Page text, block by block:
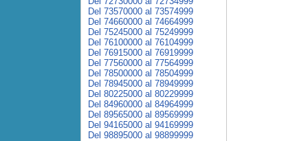
Del 73570000 al 73574999
Del 74660000 al 74664999
Del 75245000 al 75249999
Del 76100000 al 76104999
Del 76915000 al 76919999
Del 77560000 al 77564999
Del 78500000 al 78504999
Del 78945000 al 78949999
Del 80225000 al 80229999
Del 84960000 al 84964999
Del 89565000 al 89569999
Del 94165000 al 94169999
Del 98895000 al 98899999